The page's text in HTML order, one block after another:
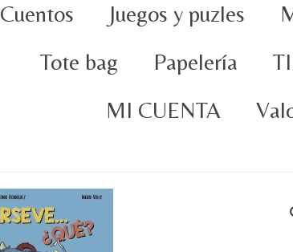
Cuentos Juegos y puzles
Tote bag
Papelería
MI CUENTA